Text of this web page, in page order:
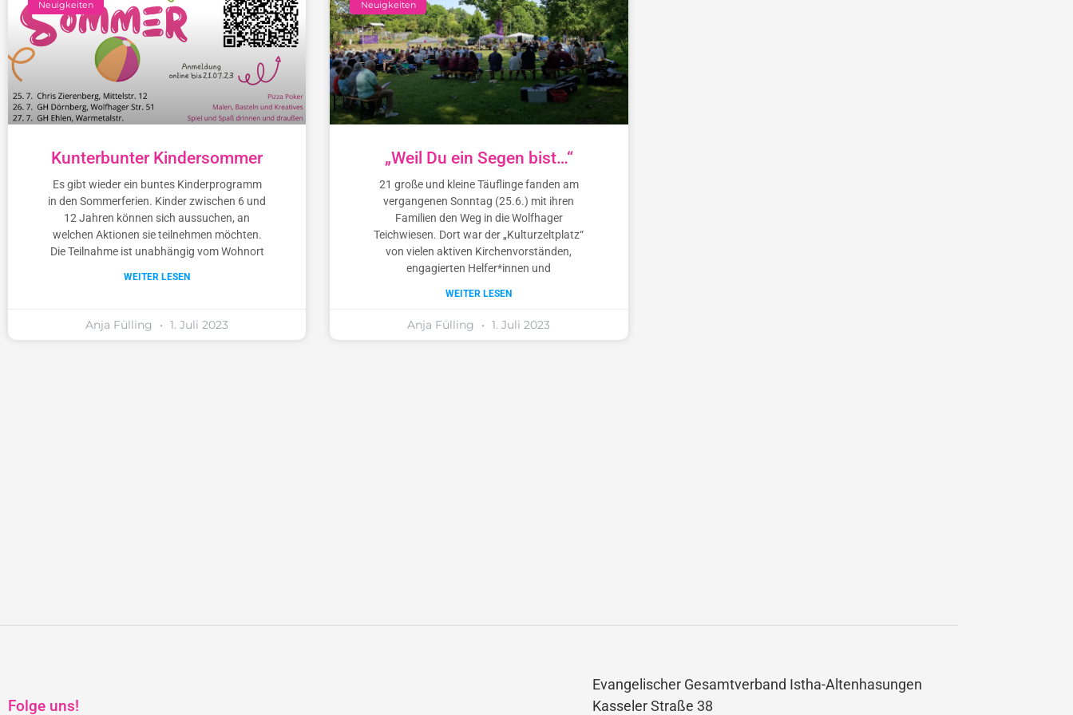
Neuigkeiten
Kunterbunter Kindersommer
Es gibt wieder ein buntes Kinderprogramm
in den Sommerferien. Kinder zwischen 6 und
12 Jahren können sich aussuchen, an
welchen Aktionen sie teilnehmen möchten.
Die Teilnahme ist unabhängig vom Wohnort
WEITER LESEN
Anja Fülling 1. Juli 2023
Neuigkeiten
„Weil Du ein Segen bist…“
21 große und kleine Täuflinge fanden am
vergangenen Sonntag (25.6.) mit ihren
Familien den Weg in die Wolfhager
Teichwiesen. Dort war der „Kulturzeltplatz“
von vielen aktiven Kirchenvorständen,
engagierten Helfer*innen und
WEITER LESEN
Anja Fülling 1. Juli 2023
Folge uns!
Evangelischer Gesamtverband Istha-Altenhasungen
Kasseler Straße 38